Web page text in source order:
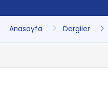
Anasayfa Dergiler